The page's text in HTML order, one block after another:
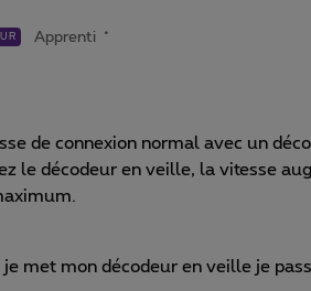
Apprenti
de connexion normal avec un
le décodeur en veille, la vitesse
met mon décodeur en veille je